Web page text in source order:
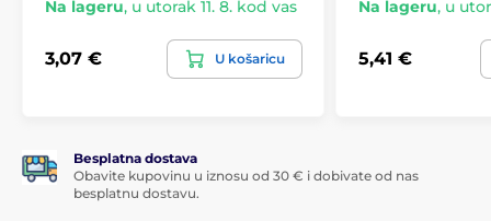
Na lageru, u utorak 11. 8. kod vas
3,07 € U košaricu
Na lageru, u
5,41 €
Besplatna dostava
Obavite kupovinu u iznosu od 30 € i dobivate od nas
besplatnu dostavu.